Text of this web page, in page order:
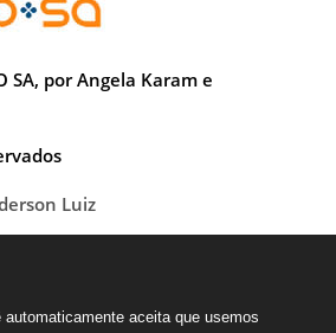
SA, por Angela Karam e
Luiz
PARCEIROS
CONTATO
SOMOS
aceita que usemos